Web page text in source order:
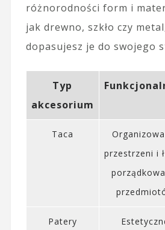
różnorodności form i
jak drewno, szkło czy
dopasujesz je do swojego
Typ
akcesorium
Taca
przestrzeni i
Patery